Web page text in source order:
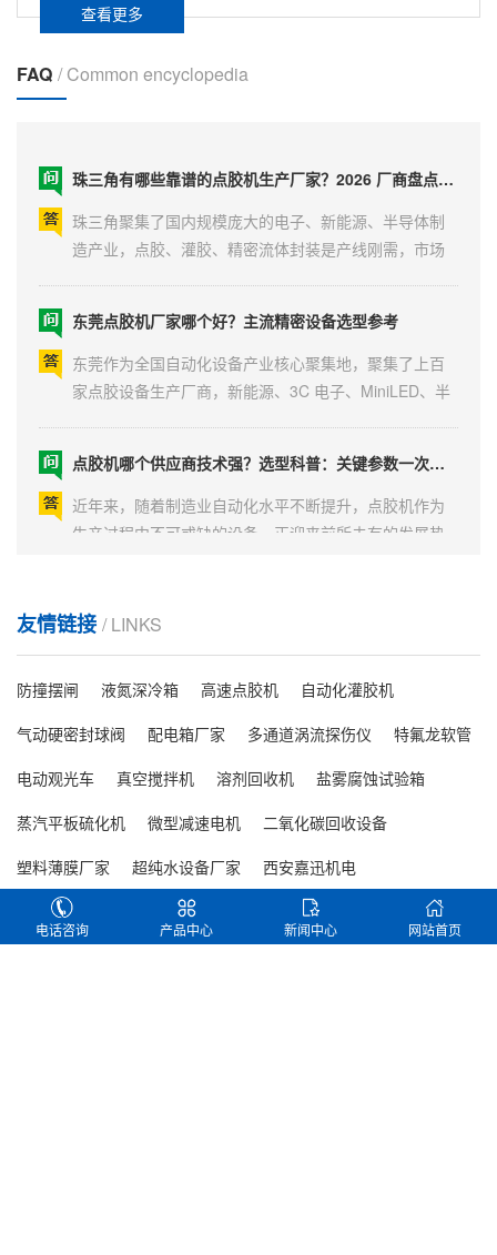
查看更多
FAQ / Common encyclopedia
珠三角有哪些靠谱的点胶机生产厂家？2026 厂商盘点与选购参考
珠三角聚集了国内规模庞大的电子、新能源、半导体制
造产业，点胶、灌胶、精密流体封装是产线刚需，市场
谱的点胶机生产厂家，本文结合企业资质、技术沉淀、
落地案例、服务覆盖范围，梳理区域内具备稳定交付能
力的主流厂商...
东莞点胶机厂家哪个好？主流精密设备选型参考
东莞作为全国自动化设备产业核心聚集地，聚集了上百
家点胶设备生产厂商，新能源、3C 电子、MiniLED、半
量产、细分非标两条需求很难靠单一品牌兼顾。本文结
合 2026 年市场口碑、客户落地案例，整理东莞本土综合
实力靠前的...
点胶机哪个供应商技术强？选型科普：关键参数一次讲清
近年来，随着制造业自动化水平不断提升，点胶机作为
生产过程中不可或缺的设备，正迎来前所未有的发展热
命。因此，如何选择一家技术实力强、产品性能稳定的
成屏幕不良，不少显示厂商采购设备时，常常分不清不
同厂家技术适配能力。当下国产点胶设备技术成熟，替
的源头设备厂商，结合各自技术特点与适用场景，方便
显示屏工厂选...
2026 选购指南：AR 眼镜点胶机哪家强？九大厂商横向拆解
2026 年 AI AR 眼镜量产浪潮全面来袭，波导镜片密封、
窄边框结构粘接、微型传感元件填充等工序门槛大幅提
定产品良率与产能，不少制造企业采购时频繁遭遇溢
胶、胶量不均、产线兼容性差等难题。今天围绕2026 年
AR 眼镜点胶机哪家强这一采购核心疑问，筛选 9 家正规
MiniLED 点胶机哪个服务商专业？一文读懂 MiniLED 精密点胶工艺选型指南
随着高端电视、车载显示、商用大屏市场持续扩容，
友情链接 / LINKS
防撞摆闸 液氮深冷箱 高速点胶机
自动化灌胶机
气动硬密封球阀
配电箱厂家 多通道涡流探伤仪
特氟龙软管
电动观光车
真空搅拌机 溶剂回收机
盐雾腐蚀试验箱
蒸汽平板硫化机
微型减速电机
二氧化碳回收设备
塑料薄膜厂家
超纯水设备厂家
西安嘉迅机电
安川机器人维修
一体化泵站 灭火器批发
电话咨询 产品中心 新闻中心 网站首页